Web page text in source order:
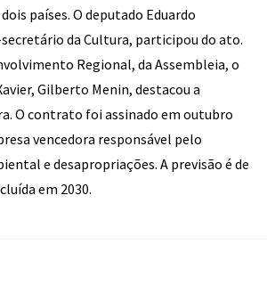
países. O deputado Eduardo
da Cultura, participou do ato.
Regional, da Assembleia, o
Gilberto Menin, destacou a
O contrato foi assinado em outubro
vencedora responsável pelo
e desapropriações. A previsão é de
em 2030.